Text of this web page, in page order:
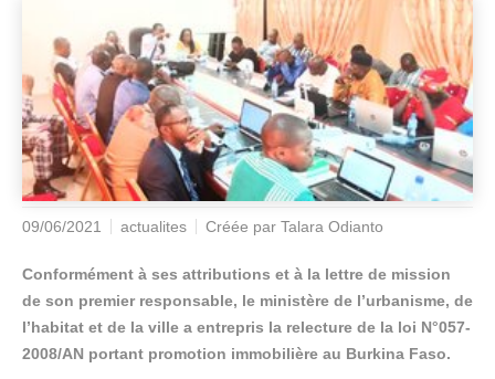
09/06/2021 actualites Créée par Talara Odianto
Conformément à ses attributions et à la lettre de mission
de son premier responsable, le ministère de l’urbanisme, de
l’habitat et de la ville a entrepris la relecture de la loi N°057-
2008/AN portant promotion immobilière au Burkina Faso.